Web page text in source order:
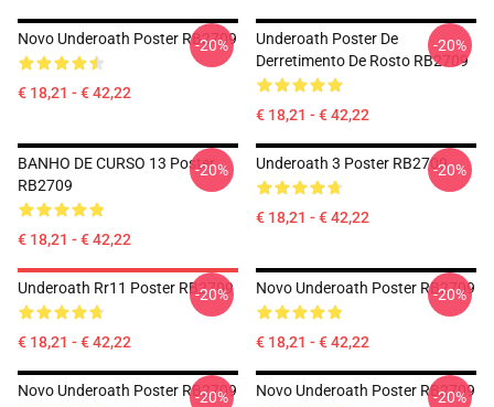
Novo Underoath Poster RB2709
€ 18,21 - € 42,22
-20%
Underoath Poster De
Derretimento De Rosto RB2709
€ 18,21 - € 42,22
-20%
BANHO DE CURSO 13 Poster
RB2709
€ 18,21 - € 42,22
-20% Underoath 3 Poster RB2709
€ 18,21 - € 42,22
-20%
Underoath Rr11 Poster RB2709
€ 18,21 - € 42,22
-20% Novo Underoath Poster RB2709
€ 18,21 - € 42,22
-20%
Novo Underoath Poster RB2709
-20% Novo Underoath Poster RB2709
-20%